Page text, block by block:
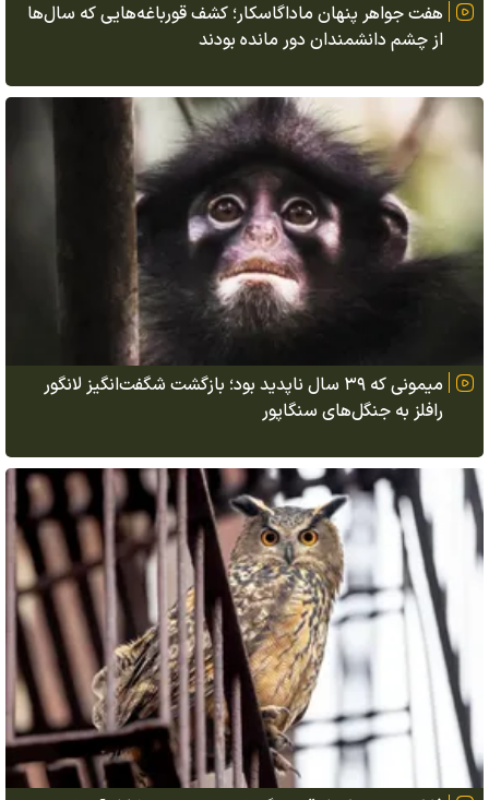
هفت جواهر پنهان ماداگاسکار؛ کشف قورباغه‌هایی که سال‌ها
از چشم دانشمندان دور مانده بودند
میمونی که ۳۹ سال ناپدید بود؛ بازگشت شگفت‌انگیز لانگور
رافلز به جنگل‌های سنگاپور